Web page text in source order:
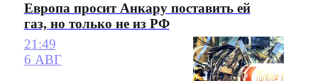
Европа просит Анкару поставить ей
газ, но только не из РФ
21:49
6 АВГ